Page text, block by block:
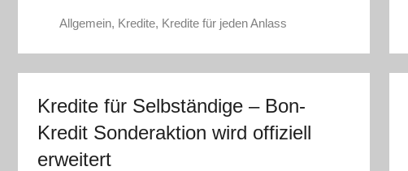
Allgemein, Kredite, Kredite für jeden Anlass
Kredite für Selbständige – Bon-
Kredit Sonderaktion wird offiziell
erweitert